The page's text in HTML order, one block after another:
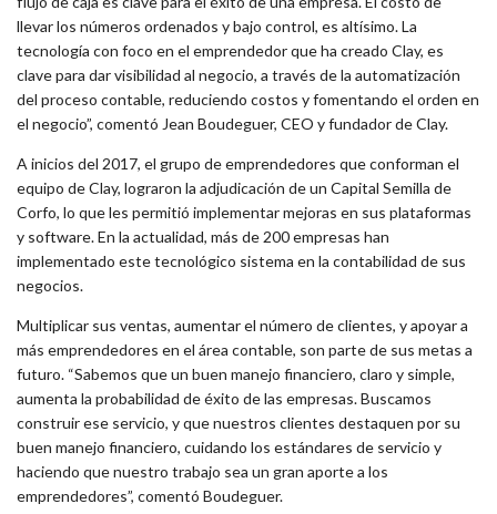
llevar los números ordenados y bajo control, es altísimo. La
tecnología con foco en el emprendedor que ha creado Clay, es
clave para dar visibilidad al negocio, a través de la automatización
del proceso contable, reduciendo costos y fomentando el orden en
el negocio”, comentó Jean Boudeguer, CEO y fundador de Clay.
A inicios del 2017, el grupo de emprendedores que conforman el
equipo de Clay, lograron la adjudicación de un Capital Semilla de
Corfo, lo que les permitió implementar mejoras en sus plataformas
y software. En la actualidad, más de 200 empresas han
implementado este tecnológico sistema en la contabilidad de sus
negocios.
Multiplicar sus ventas, aumentar el número de clientes, y apoyar a
más emprendedores en el área contable, son parte de sus metas a
futuro. “Sabemos que un buen manejo financiero, claro y simple,
aumenta la probabilidad de éxito de las empresas. Buscamos
construir ese servicio, y que nuestros clientes destaquen por su
buen manejo financiero, cuidando los estándares de servicio y
haciendo que nuestro trabajo sea un gran aporte a los
emprendedores”, comentó Boudeguer.